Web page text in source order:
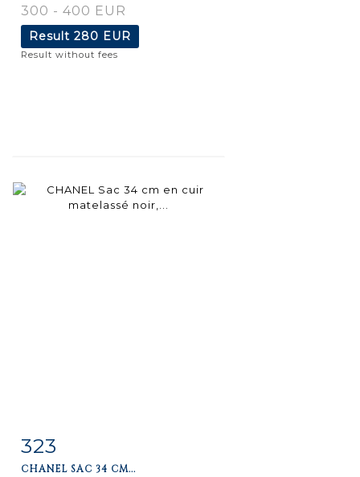
300 - 400 EUR
Result 280 EUR
Result without fees
Item detail
323
CHANEL SAC 34 CM...